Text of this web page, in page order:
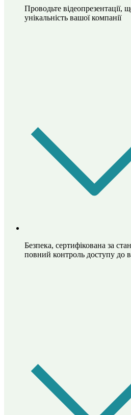
Проводьте відеопрезентації,
унікальність вашої компанії
Безпека, сертифікована за
повний контроль доступу до